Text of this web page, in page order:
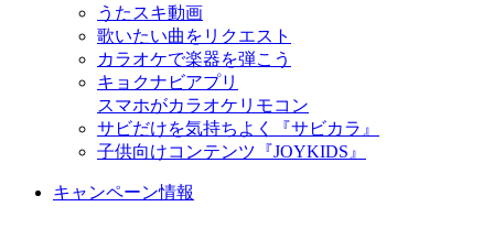
うたスキ動画
歌いたい曲をリクエスト
カラオケで楽器を弾こう
キョクナビアプリ
スマホがカラオケリモコン
サビだけを気持ちよく『サビカラ』
子供向けコンテンツ『JOYKIDS』
キャンペーン情報